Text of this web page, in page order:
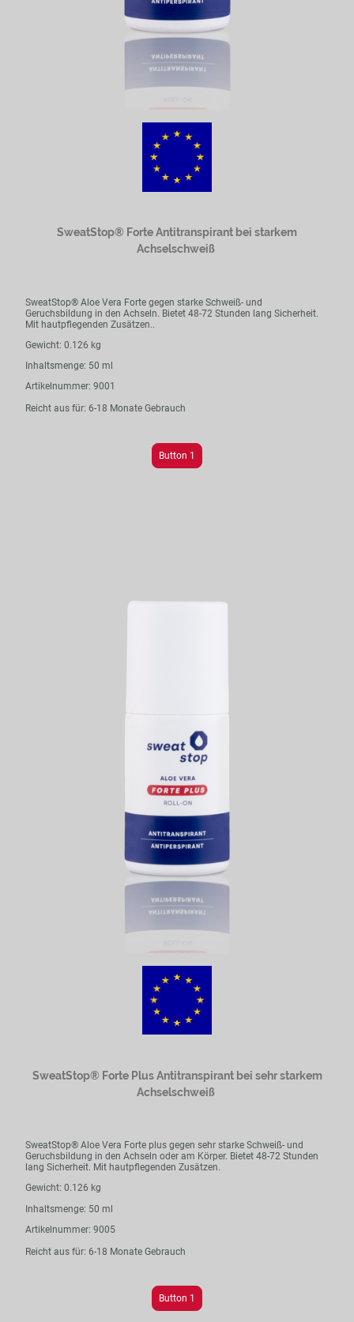
SweatStop® Forte Antitranspirant bei starkem
Achselschweiß
SweatStop® Aloe Vera Forte gegen starke Schweiß- und
Geruchsbildung in den Achseln. Bietet 48-72 Stunden lang Sicherheit.
Mit hautpflegenden Zusätzen..
Gewicht: 0.126 kg
Inhaltsmenge: 50 ml
Artikelnummer: 9001
Reicht aus für: 6-18 Monate Gebrauch
Button 1
SweatStop® Forte Plus Antitranspirant bei sehr starkem
Achselschweiß
SweatStop® Aloe Vera Forte plus gegen sehr starke Schweiß- und
Geruchsbildung in den Achseln oder am Körper. Bietet 48-72 Stunden
lang Sicherheit. Mit hautpflegenden Zusätzen.
Gewicht: 0.126 kg
Inhaltsmenge: 50 ml
Artikelnummer: 9005
Reicht aus für: 6-18 Monate Gebrauch
Button 1